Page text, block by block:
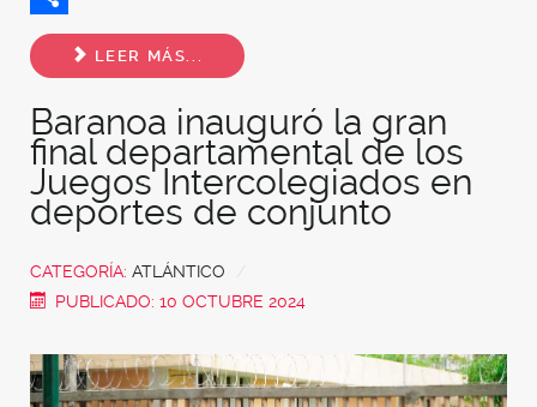
Share
LEER MÁS...
Baranoa inauguró la gran
final departamental de los
Juegos Intercolegiados en
deportes de conjunto
CATEGORÍA: ATLÁNTICO
PUBLICADO: 10 OCTUBRE 2024